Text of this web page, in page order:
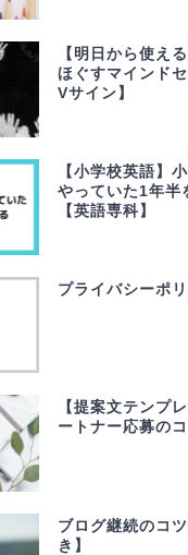
【明日から使え
ほぐすマインド
Vサイン】
【小学校英語】
やっていた1年半
【英語専科】
プライバシーポ
【提案文テンプ
ートナー応募の
ブログ継続のコ
き】